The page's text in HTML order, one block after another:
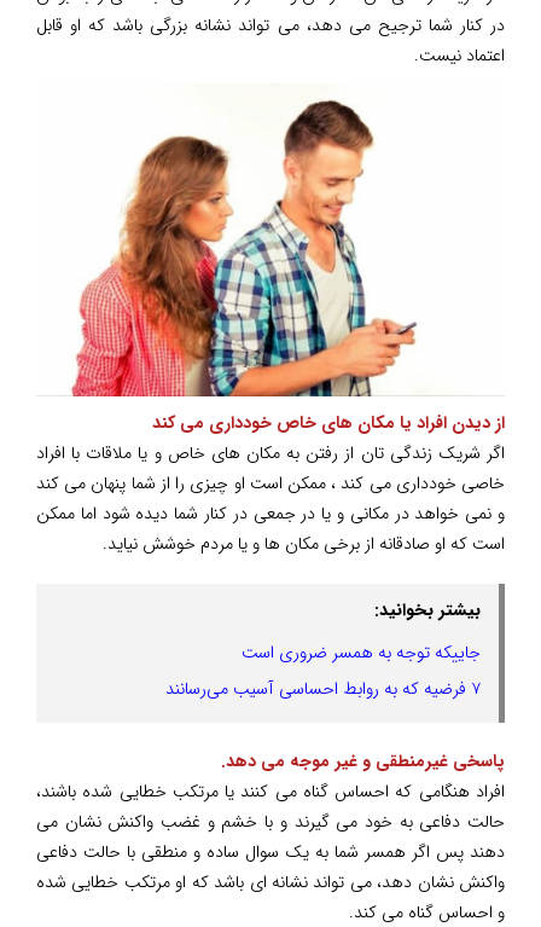
در کنار شما ترجیح می دهد، می تواند نشانه بزرگی باشد که او قابل
اعتماد نیست.
از دیدن افراد یا مکان های خاص خودداری می کند
اگر شریک زندگی تان از رفتن به مکان های خاص و یا ملاقات با افراد
خاصی خودداری می کند ، ممکن است او چیزی را از شما پنهان می کند
و نمی خواهد در مکانی و یا در جمعی در کنار شما دیده شود اما ممکن
است که او صادقانه از برخی مکان ها و یا مردم خوشش نیاید.
بیشتر بخوانید:
جاییکه توجه به همسر ضروری است
۷ فرضیه که به روابط احساسی آسیب می‌رسانند
پاسخی غیرمنطقی و غیر موجه می دهد.
افراد هنگامی که احساس گناه می کنند یا مرتکب خطایی شده باشند،
حالت دفاعی به خود می گیرند و با خشم و غضب واکنش نشان می
دهند پس اگر همسر شما به یک سوال ساده و منطقی با حالت دفاعی
واکنش نشان دهد، می تواند نشانه ای باشد که او مرتکب خطایی شده
و احساس گناه می کند.